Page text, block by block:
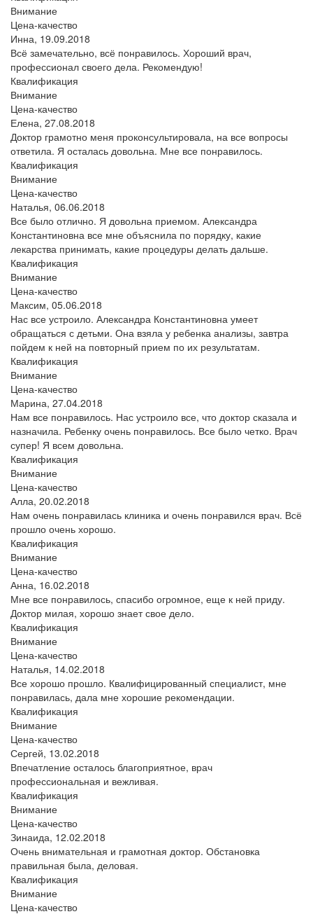
Внимание
Цена-качество
Инна, 19.09.2018
Всё замечательно, всё понравилось. Хороший врач,
профессионал своего дела. Рекомендую!
Квалификация
Внимание
Цена-качество
Елена, 27.08.2018
Доктор грамотно меня проконсультировала, на все вопросы
ответила. Я осталась довольна. Мне все понравилось.
Квалификация
Внимание
Цена-качество
Наталья, 06.06.2018
Все было отлично. Я довольна приемом. Александра
Константиновна все мне объяснила по порядку, какие
лекарства принимать, какие процедуры делать дальше.
Квалификация
Внимание
Цена-качество
Максим, 05.06.2018
Нас все устроило. Александра Константиновна умеет
обращаться с детьми. Она взяла у ребенка анализы, завтра
пойдем к ней на повторный прием по их результатам.
Квалификация
Внимание
Цена-качество
Марина, 27.04.2018
Нам все понравилось. Нас устроило все, что доктор сказала и
назначила. Ребенку очень понравилось. Все было четко. Врач
супер! Я всем довольна.
Квалификация
Внимание
Цена-качество
Алла, 20.02.2018
Нам очень понравилась клиника и очень понравился врач. Всё
прошло очень хорошо.
Квалификация
Внимание
Цена-качество
Анна, 16.02.2018
Мне все понравилось, спасибо огромное, еще к ней приду.
Доктор милая, хорошо знает свое дело.
Квалификация
Внимание
Цена-качество
Наталья, 14.02.2018
Все хорошо прошло. Квалифицированный специалист, мне
понравилась, дала мне хорошие рекомендации.
Квалификация
Внимание
Цена-качество
Сергей, 13.02.2018
Впечатление осталось благоприятное, врач
профессиональная и вежливая.
Квалификация
Внимание
Цена-качество
Зинаида, 12.02.2018
Очень внимательная и грамотная доктор. Обстановка
правильная была, деловая.
Квалификация
Внимание
Цена-качество